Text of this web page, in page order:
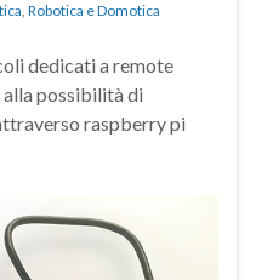
, Robotica e Domotica
dedicati a remote
possibilità di
raspberry pi